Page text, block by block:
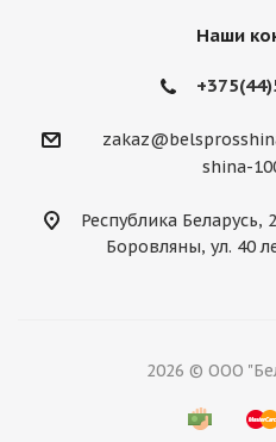
Наши
shina-
Республика
Боровляны, ул. 40
2026 © ООО